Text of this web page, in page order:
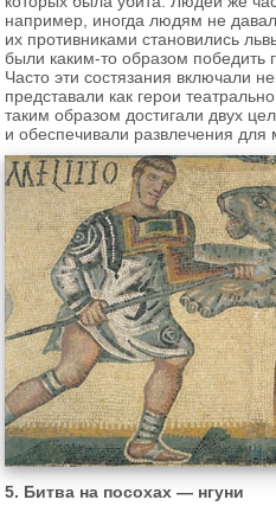
например, иногда людям не
их противниками становились
были каким-то образом победить
Часто эти состязания включали
представали как герои
таким образом достигали двух
и обеспечивали развлечения для
5. Битва на посохах — нгуни